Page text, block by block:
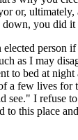
or, ultimately,
you did it
person
as I may
to bed at
a few lives for
see." I refuse
to this place